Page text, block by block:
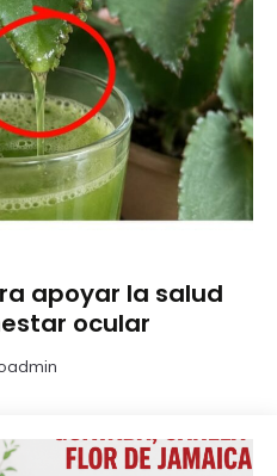
apoyar la salud
ocular